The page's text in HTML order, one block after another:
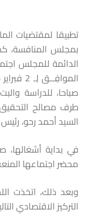
بمجلس المنافسة،
صباحا، للدراسة
طرف مصالح
السيد أحمد رحو،
في بداية أشغالها،
محضر اجتماعها المنعقد بتاريخ
وبعد ذلك، اتخذت
التركيز الاقتصادي